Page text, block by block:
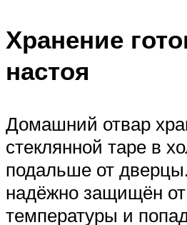
Хранение
настоя
Домашний отвар
стеклянной таре в
подальше от
надёжно защищён
температуры и